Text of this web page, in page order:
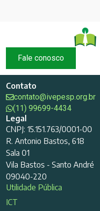
Fale conosco
Contato
contato@ivepesp.org.br
(11) 99699-4434
Legal
CNPJ: 15.151.763/0001-00
R. Antonio Bastos, 618
Sala 01
Vila Bastos - Santo André
09040-220
Utilidade Pública
ICT